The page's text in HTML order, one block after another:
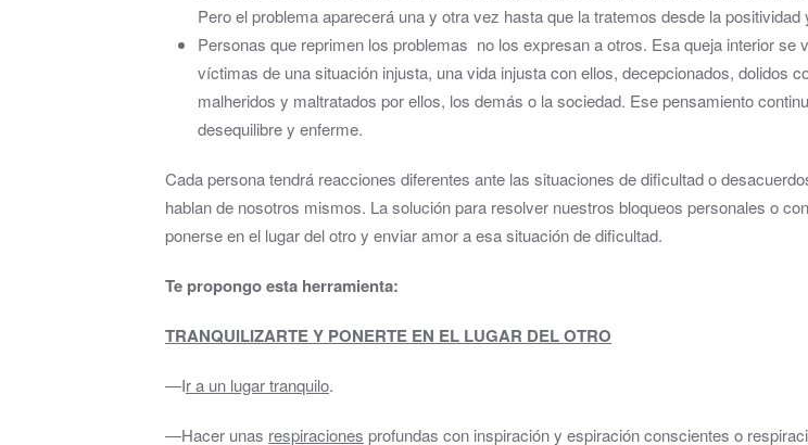
Pero el problema aparecerá una y otra vez hasta que la tratemos desde la positividad
Personas que reprimen los problemas no los expresan a otros. Esa queja interior
víctimas de una situación injusta, una vida injusta con ellos, decepcionados, dolidos
malheridos y maltratados por ellos, los demás o la sociedad. Ese pensamiento
desequilibre y enferme.
Cada persona tendrá reacciones diferentes ante las situaciones de dificultad o
hablan de nosotros mismos. La solución para resolver nuestros bloqueos personales o
ponerse en el lugar del otro y enviar amor a esa situación de dificultad.
Te propongo esta herramienta:
TRANQUILIZARTE Y PONERTE EN EL LUGAR DEL OTRO
―Ir a un lugar tranquilo.
―Hacer unas respiraciones profundas con inspiración y espiración conscientes o